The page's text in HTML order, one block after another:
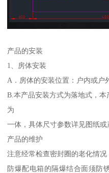
产品的安装
1、房体安装
A．房体的安装位置：户内或户
B.本产品安装方式为落地式，
为
一体，具体尺寸参数详见图纸或
产品的维护
注意经常检查密封圈的老化情况
防爆配电箱的隔爆结合面须防